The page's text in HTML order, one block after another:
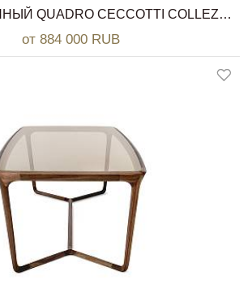
СТОЛ ОБЕДЕННЫЙ QUADRO CECCOTTI COLLEZIONI
от 884 000 RUB